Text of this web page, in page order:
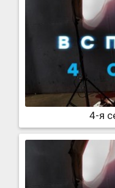
4-я